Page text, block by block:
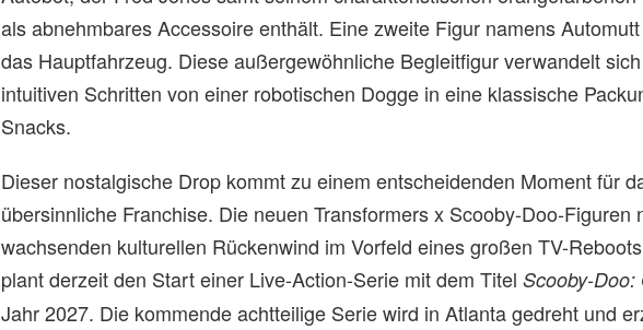
als abnehmbares Accessoire enthält. Eine zweite Figur namens
das Hauptfahrzeug. Diese außergewöhnliche Begleitfigur verwandelt
intuitiven Schritten von einer robotischen Dogge in eine klassische
Snacks.
Dieser nostalgische Drop kommt zu einem entscheidenden Moment für
übersinnliche Franchise. Die neuen Transformers x Scooby-Doo-Figuren
wachsenden kulturellen Rückenwind im Vorfeld eines großen TV-
plant derzeit den Start einer Live-Action-Serie mit dem TitelScooby-Doo:
Jahr 2027. Die kommende achtteilige Serie wird in Atlanta gedreht und